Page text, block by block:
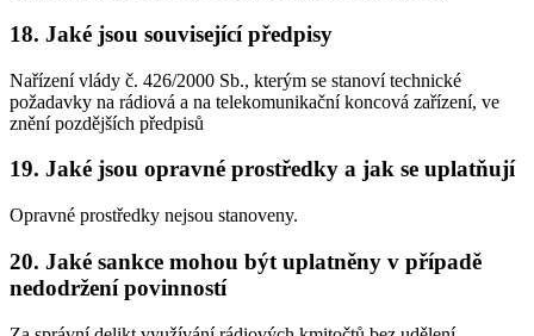
18. Jaké jsou související předpisy
Nařízení vlády č. 426/2000 Sb., kterým se stanoví technické
požadavky na rádiová a na telekomunikační koncová zařízení, ve
znění pozdějších předpisů
19. Jaké jsou opravné prostředky a jak se uplatňují
Opravné prostředky nejsou stanoveny.
20. Jaké sankce mohou být uplatněny v případě
nedodržení povinností